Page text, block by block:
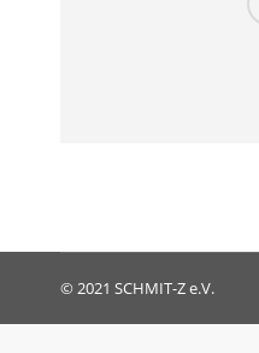
© 2021 SCHMIT-Z e.V.